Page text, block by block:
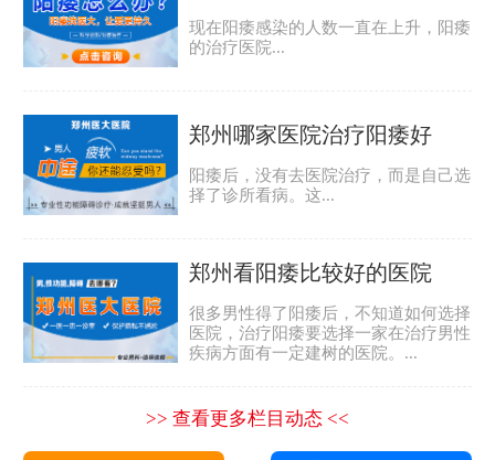
现在阳痿感染的人数一直在上升，阳痿
的治疗医院...
郑州哪家医院治疗阳痿好
阳痿后，没有去医院治疗，而是自己选
择了诊所看病。这...
郑州看阳痿比较好的医院
很多男性得了阳痿后，不知道如何选择
医院，治疗阳痿要选择一家在治疗男性
疾病方面有一定建树的医院。...
>> 查看更多栏目动态 <<